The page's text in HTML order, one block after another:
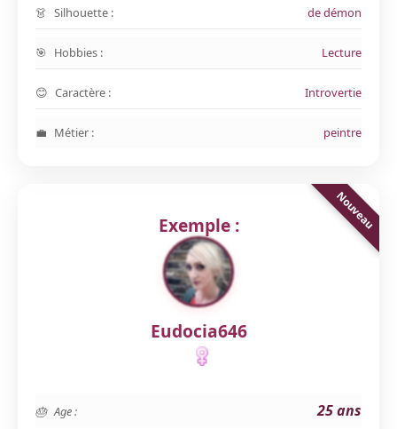
Silhouette : de démon
Hobbies : Lecture
Caractère : Introvertie
Métier : peintre
Exemple :
Eudocia646
Age : 25 ans